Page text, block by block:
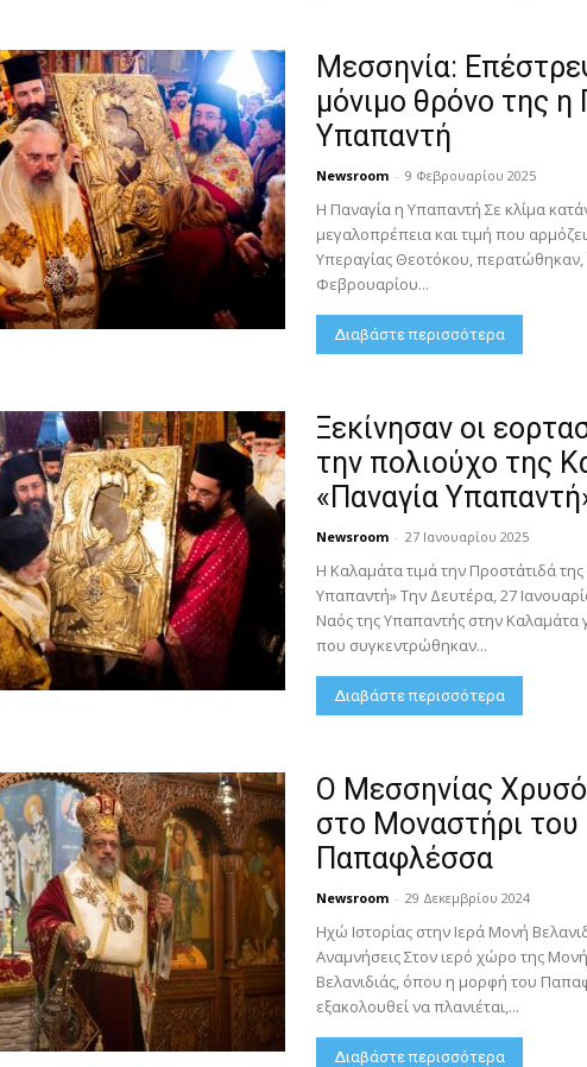
Μεσσηνία:
μόνιμο θρόνο της η
Υπαπαντή
Newsroom - 9 Φεβρουαρίου 2025
H Παναγία η Υπαπαντή Σε κλίμα
μεγαλοπρέπεια και τιμή που
Υπεραγίας Θεοτόκου, περατώθηκαν,
Φεβρουαρίου...
Διαβάστε περισσότερα
Ξεκίνησαν οι
την πολιούχο της
«Παναγία
Newsroom - 27 Ιανουαρίου 2025
Η Καλαμάτα τιμά την Προστάτιδά
Υπαπαντή» Την Δευτέρα, 27
Ναός της Υπαπαντής στην Καλαμάτα
που συγκεντρώθηκαν...
Διαβάστε περισσότερα
Ο Μεσσηνίας
στο Μοναστήρι του
Παπαφλέσσα
Newsroom - 29 Δεκεμβρίου 2024
Ηχώ Ιστορίας στην Ιερά Μονή
Αναμνήσεις Στον ιερό χώρο της
Βελανιδιάς, όπου η μορφή του
εξακολουθεί να πλανιέται,...
Διαβάστε περισσότερα